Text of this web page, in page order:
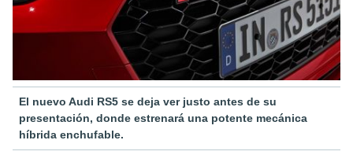
El nuevo Audi RS5 se deja ver justo antes de su
presentación, donde estrenará una potente mecánica
híbrida enchufable.